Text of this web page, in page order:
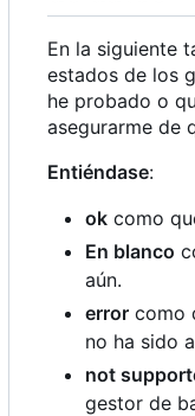
En la siguiente
estados de los
he probado o
asegurarme de
Entiéndase:
ok como
En blanco
aún.
error como
no ha sido
not
gestor de